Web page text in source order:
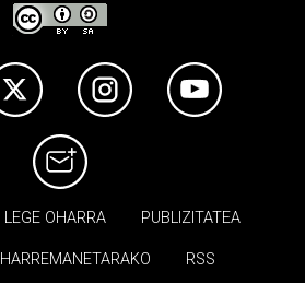
LEGE OHARRA PUBLIZITATEA
HARREMANETARAKO RSS